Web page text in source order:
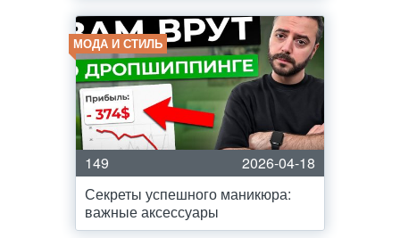
МОДА И СТИЛЬ
149
2026-04-18
Секреты успешного маникюра:
важные аксессуары